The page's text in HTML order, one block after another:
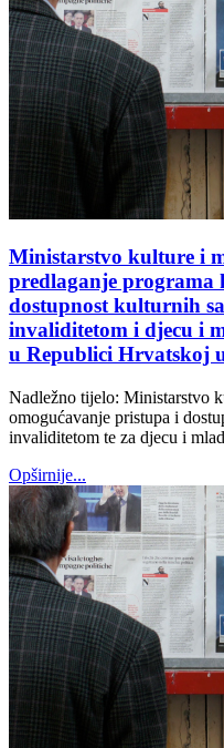
Ministarstvo kulture i
predlaganje
dostupnost kulturnih
invaliditetom i djecu i
u Republici Hrvatskoj
Nadležno tijelo: Ministarstvo
omogućavanje pristupa i
invaliditetom te za djecu i
Opširnije...